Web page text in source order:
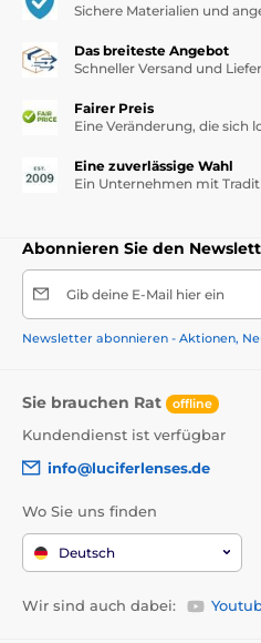
Sichere Materialien und
Das breiteste Angebot
Schneller Versand und
Fairer Preis
Eine Veränderung, die sich
Eine zuverlässige Wahl
Ein Unternehmen mit
Abonnieren Sie den
Gib deine E-Mail hier ein
Newsletter abonnieren - Aktionen,
Sie brauchen Rat offline
Kundendienst ist verfügbar
info@luciferlenses.de
Wo Sie uns finden
Deutsch
Wir sind auch dabei: